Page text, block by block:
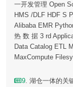
一开发管理 Open
HMS /DLF HDF S
Alibaba EMR
热 数 据 3 rd
Data Catalog ETL
MaxCompute
9. 湖仓一体的关